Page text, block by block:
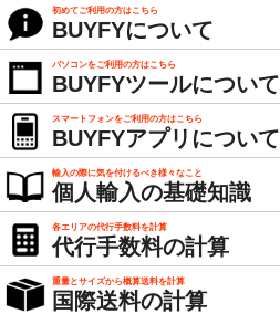
初めてご利用の方はこちら
BUYFYについて
パソコンをご利用の方はこちら
BUYFYツールについて
スマートフォンをご利用の方はこちら
BUYFYアプリについて
輸入の際に気を付けるべき様々なこと
個人輸入の基礎知識
各エリアの代行手数料を計算
代行手数料の計算
重量とサイズから概算送料を計算
国際送料の計算